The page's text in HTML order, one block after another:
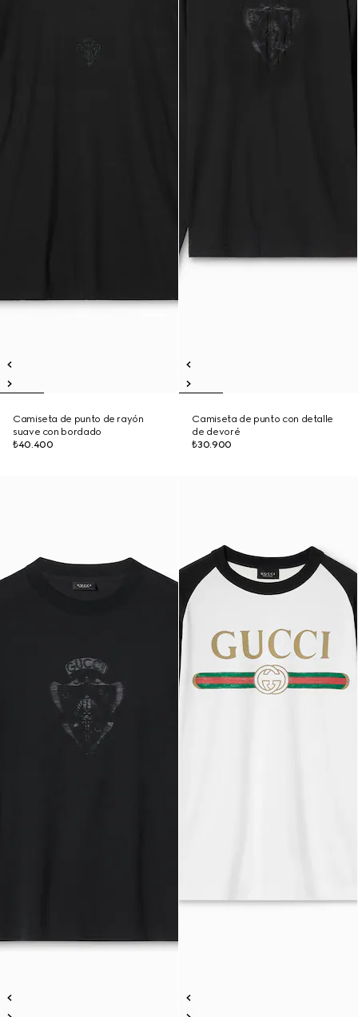
Camiseta de punto de rayón
suave con bordado
₺40.400
Camiseta de punto con detalle
de devoré
₺30.900